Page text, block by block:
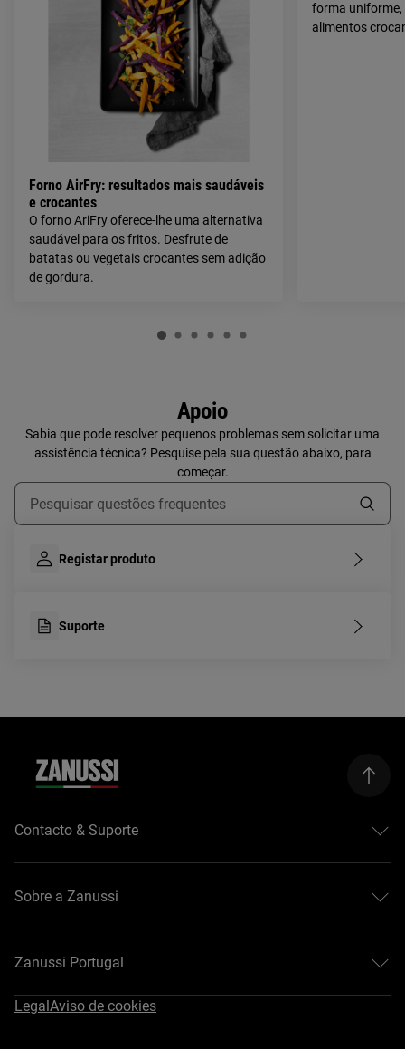
Forno AirFry: resultados mais saudáveis
e crocantes
O forno AriFry oferece-lhe uma alternativa
saudável para os fritos. Desfrute de
batatas ou vegetais crocantes sem adição
de gordura.
forma uniforme,
alimentos
Apoio
Sabia que pode resolver pequenos problemas sem solicitar uma
assistência técnica? Pesquise pela sua questão abaixo, para
começar.
Type to search for support articles
Registar produto
Suporte
Contacto & Suporte
Registar produtos
Transferir manuais
Garantia
Sobre a Zanussi
Guias de compra
Zanussi Portugal
#EasyTips
LegalAviso de cookies